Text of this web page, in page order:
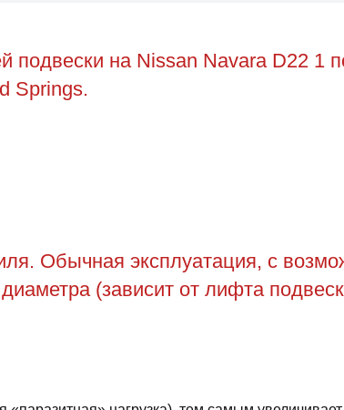
подвески на Nissan Navara D22
Springs.
Обычная эксплуатация, с
(зависит от лифта